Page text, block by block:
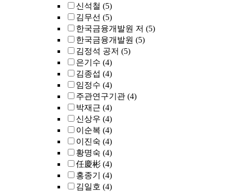
신석철 (5)
김무선 (5)
한국금융개발원 저 (5)
한국금융개발원 (5)
김정석 공저 (5)
은기수 (4)
김종섭 (4)
임정수 (4)
주관연구기관 (4)
박재근 (4)
신상우 (4)
이순복 (4)
이진숙 (4)
황명숙 (4)
任慶彬 (4)
홍종기
(4)
김일호 (4)